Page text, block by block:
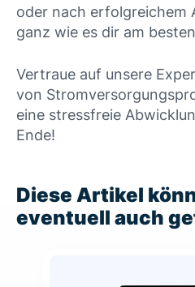
oder nach erfolgreichem
ganz wie es dir am
Vertraue auf unsere
von
eine stressfreie
Ende!
Diese Artikel
eventuell auch